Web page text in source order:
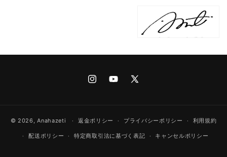
InstagramYouTube
X
© 2026,Anahazeti 返金ポリシー プライバシーポリシー 利用規約
配送ポリシー 特定商取引法に基づく表記 キャンセルポリシー